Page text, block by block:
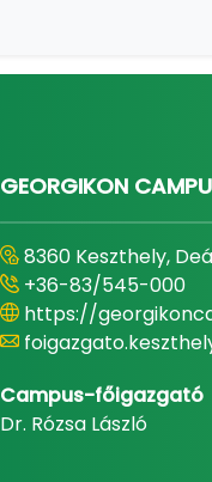
GEORGIKON
8360 Keszthely,
+36-83/545-000
https://
Campus-főigazgató
Dr. Rózsa László